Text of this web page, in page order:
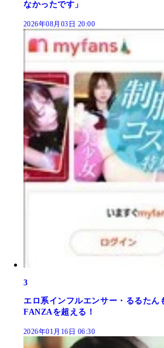
なかったです」
2026年08月03日 20:00
3
エロ系インフルエンサー・るるた
FANZAを超える！
2026年01月16日 06:30